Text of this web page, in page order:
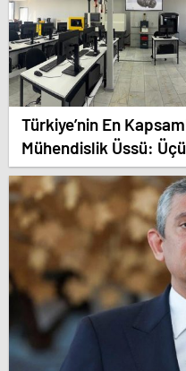
Türkiye’nin En
Mühendislik Üssü: